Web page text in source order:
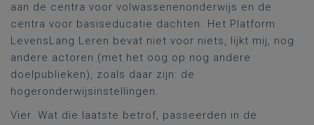
aan de centra voor volwassenenonderwijs en de
centra voor basiseducatie dachten. Het Platform
LevensLang Leren bevat niet voor niets, lijkt mij, nog
andere actoren (met het oog op nog andere
doelpublieken), zoals daar zijn: de
hogeronderwijsinstellingen.
Vier. Wat die laatste betrof, passeerden in de